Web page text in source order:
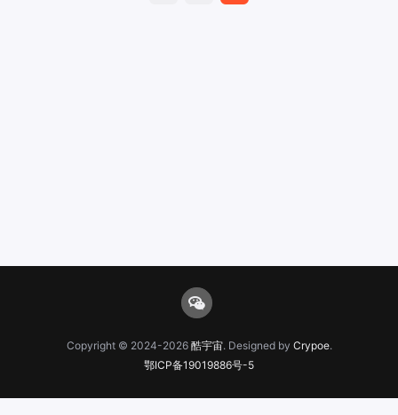
Copyright © 2024-2026 酷宇宙. Designed by Crypoe.
鄂ICP备19019886号-5